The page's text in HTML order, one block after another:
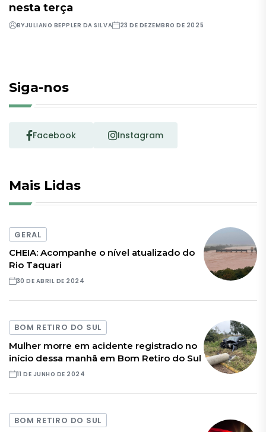
nesta terça
BYJULIANO BEPPLER DA SILVA 23 DE DEZEMBRO DE 2025
Siga-nos
Facebook Instagram
Mais Lidas
GERAL
CHEIA: Acompanhe o nível atualizado do
Rio Taquari
30 DE ABRIL DE 2024
BOM RETIRO DO SUL
Mulher morre em acidente registrado no
início dessa manhã em Bom Retiro do Sul
11 DE JUNHO DE 2024
BOM RETIRO DO SUL